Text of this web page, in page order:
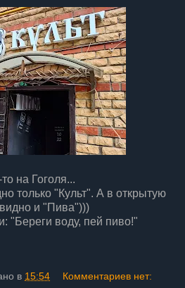
то на Гоголя...
только "Культ". А в открытую
и "Пива")))
"Береги воду, пей пиво!"
в 15:54 Комментариев нет: